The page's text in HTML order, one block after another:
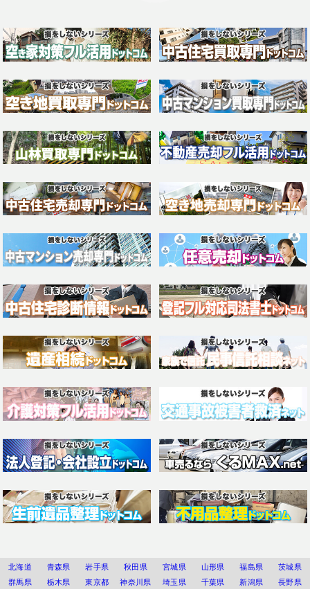
北海道 青森県 岩手県 秋田県 宮城県 山形県 福島県
茨城県
群馬県
栃木県 東京都 神奈川県 埼玉県 千葉県 新潟県 長野県